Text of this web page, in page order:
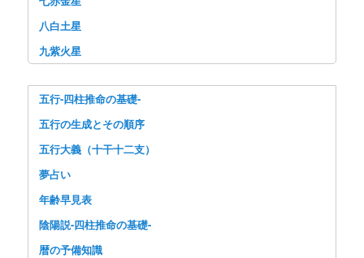
八白土星
九紫火星
五行-四柱推命の基礎-
五行の生成とその順序
五行大義（十干十二支）
夢占い
年齢早見表
陰陽説-四柱推命の基礎-
暦の予備知識